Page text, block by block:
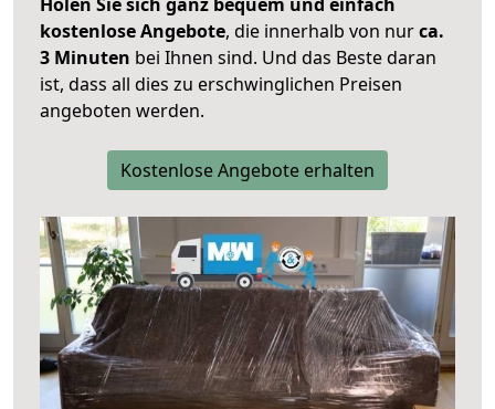
kostenlose Angebote, die innerhalb von nurca.
3 Minuten bei Ihnen sind. Und das Beste daran
ist, dass all dies zu erschwinglichen Preisen
angeboten werden.
Kostenlose Angebote erhalten